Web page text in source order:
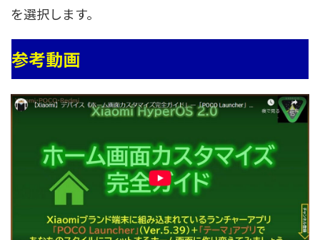
を選択します。
参考動画